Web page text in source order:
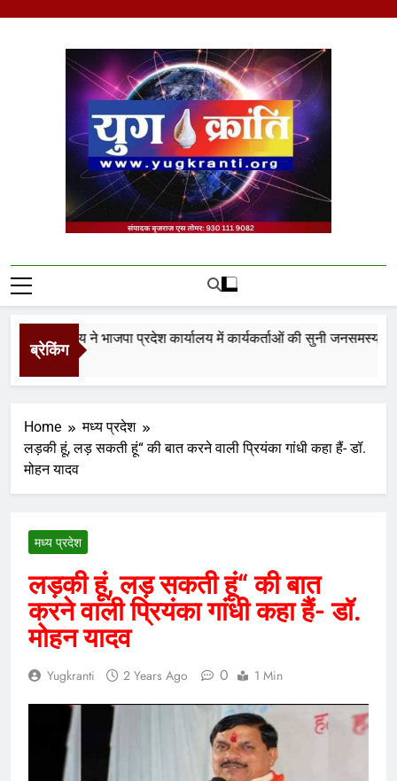
Yug Kranti | Trusted
News Portal
ब्रेकिंग
विजयवर्गीय ने भाजपा प्रदेश कार्यालय में कार्यकर्ताओं की सुनी जनसमस्याएं
Home
मध्य प्रदेश
लड़की हूं, लड़ सकती हूं“ की बात करने वाली प्रियंका गांधी कहा हैं- डॉ.
मोहन यादव
मध्य प्रदेश
लड़की हूं, लड़ सकती हूं“ की बात
करने वाली प्रियंका गांधी कहा हैं- डॉ.
मोहन यादव
Yugkranti 2 Years Ago 0 1 Min